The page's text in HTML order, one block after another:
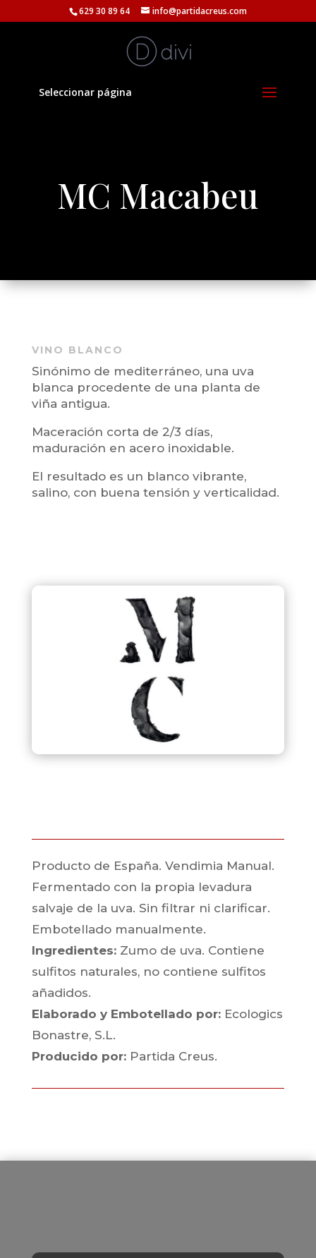
629 30 89 64 info@partidacreus.com
Seleccionar página
MC Macabeu
VINO BLANCO
Sinónimo de mediterráneo, una uva
blanca procedente de una planta de
viña antigua.
Maceración corta de 2/3 días,
maduración en acero inoxidable.
El resultado es un blanco vibrante,
salino, con buena tensión y verticalidad.
Producto de España. Vendimia Manual.
Fermentado con la propia levadura
salvaje de la uva. Sin filtrar ni clarificar.
Embotellado manualmente.
Ingredientes:Zumo de uva. Contiene
sulfitos naturales, no contiene sulfitos
añadidos.
Elaborado y Embotellado por: Ecologics
Bonastre, S.L.
Producido por: Partida Creus.